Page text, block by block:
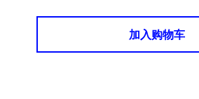
加入购物车